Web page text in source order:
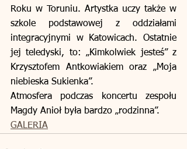
Roku w Toruniu. Artystka uczy także w
szkole podstawowej z oddziałami
integracyjnymi w Katowicach. Ostatnie
jej teledyski, to: „Kimkolwiek jesteś” z
Krzysztofem Antkowiakiem oraz „Moja
niebieska Sukienka”.
Atmosfera podczas koncertu zespołu
Magdy Anioł była bardzo „rodzinna”.
GALERIA